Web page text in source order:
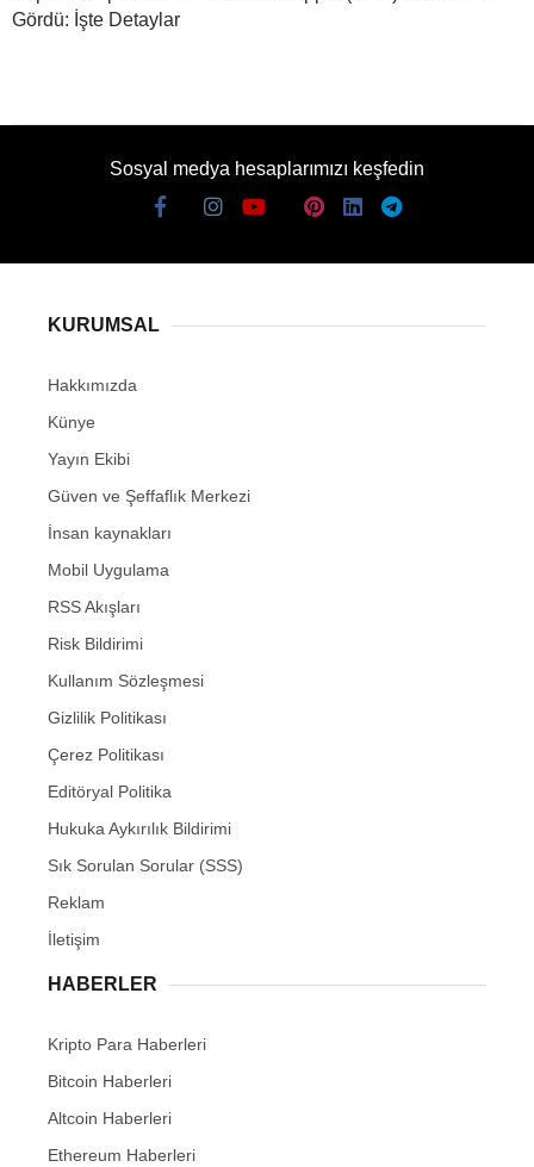
Gördü: İşte Detaylar
Sosyal medya hesaplarımızı keşfedin
KURUMSAL
Hakkımızda
Künye
Yayın Ekibi
Güven ve Şeffaflık Merkezi
İnsan kaynakları
Mobil Uygulama
RSS Akışları
Risk Bildirimi
Kullanım Sözleşmesi
Gizlilik Politikası
Çerez Politikası
Editöryal Politika
Hukuka Aykırılık Bildirimi
Sık Sorulan Sorular (SSS)
Reklam
İletişim
HABERLER
Kripto Para Haberleri
Bitcoin Haberleri
Altcoin Haberleri
Ethereum Haberleri